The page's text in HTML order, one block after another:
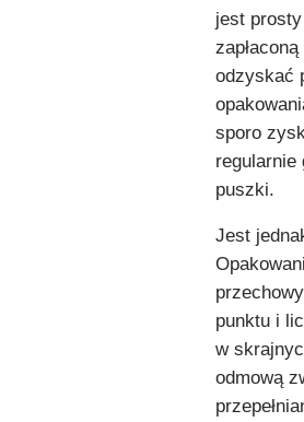
jest
odzyskać
sporo
regularnie
puszki.
Jest
punktu i
w
odmową